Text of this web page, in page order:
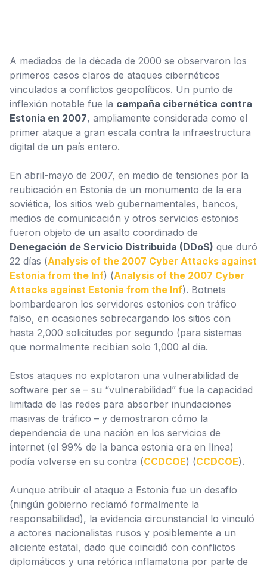
A mediados de la década de 2000 se observaron los
primeros casos claros de ataques cibernéticos
vinculados a conflictos geopolíticos. Un punto de
inflexión notable fue la campaña cibernética contra
Estonia en 2007, ampliamente considerada como el
primer ataque a gran escala contra la infraestructura
digital de un país entero.
En abril-mayo de 2007, en medio de tensiones por la
reubicación en Estonia de un monumento de la era
soviética, los sitios web gubernamentales, bancos,
medios de comunicación y otros servicios estonios
fueron objeto de un asalto coordinado de
Denegación de Servicio Distribuida (DDoS) que duró
22 días (Analysis of the 2007 Cyber Attacks against
Estonia from the Inf) (Analysis of the 2007 Cyber
Attacks against Estonia from the Inf). Botnets
bombardearon los servidores estonios con tráfico
falso, en ocasiones sobrecargando los sitios con
hasta 2,000 solicitudes por segundo (para sistemas
que normalmente recibían solo 1,000 al día.
Estos ataques no explotaron una vulnerabilidad de
software per se – su “vulnerabilidad” fue la capacidad
limitada de las redes para absorber inundaciones
masivas de tráfico – y demostraron cómo la
dependencia de una nación en los servicios de
internet (el 99% de la banca estonia era en línea)
podía volverse en su contra (CCDCOE) (CCDCOE).
Aunque atribuir el ataque a Estonia fue un desafío
(ningún gobierno reclamó formalmente la
responsabilidad), la evidencia circunstancial lo vinculó
a actores nacionalistas rusos y posiblemente a un
aliciente estatal, dado que coincidió con conflictos
diplomáticos y una retórica inflamatoria por parte de